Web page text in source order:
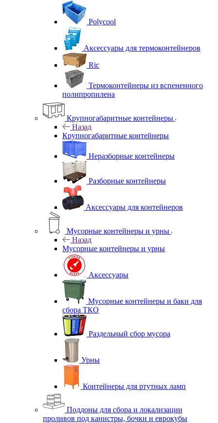
Polycool
Аксессуары для термоконтейнеров
Ric
Термоконтейнеры из вспененного
полипропилена
Крупногабаритные контейнеры
Назад
Крупногабаритные контейнеры
Неразборные контейнеры
Разборные контейнеры
Аксессуары для контейнеров
Мусорные контейнеры и урны
Назад
Мусорные контейнеры и урны
Аксессуары
Мусорные контейнеры и баки для
сбора ТКО
Раздельный сбор мусора
Урны
Контейнеры для ртутных ламп
Поддоны для сбора и локализации
проливов под канистры, бочки и еврокубы